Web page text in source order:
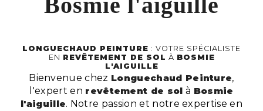
LONGUECHAUD PEINTURE : VOTRE SPÉCIALISTE
EN REVÊTEMENT DE SOL À BOSMIE
L'AIGUILLE
Bienvenue chez Longuechaud Peinture,
l'expert en revêtement de sol à Bosmie
l'aiguille. Notre passion et notre expertise en